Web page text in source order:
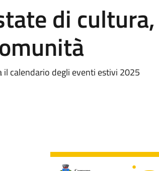
di cultura,
il calendario degli eventi estivi 2025